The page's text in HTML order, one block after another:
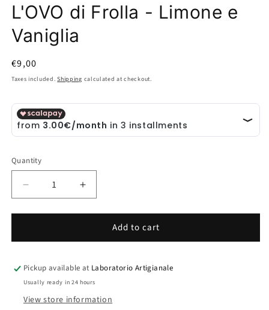
L'OVO di Frolla - Limone e
Vaniglia
Regular
price
€9,00
Taxes included.Shipping calculated at checkout.
Quantity
Decrease
quantity
for
di
-
Limone
Vaniglia
Increase
quantity
for
L&#39;OVO
di
-
Vaniglia
Add to cart
Pickup available at Laboratorio Artigianale
Usually ready in 24 hours
View store information